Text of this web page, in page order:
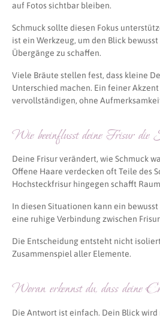
auf Fotos sichtbar bleiben.
Schmuck sollte diesen Fokus
ist ein Werkzeug, um den Blick
Übergänge zu schaffen.
Viele Bräute stellen fest, dass kleine
Unterschied machen. Ein feiner
vervollständigen, ohne
Wie beeinflusst deine Frisur die
Deine Frisur verändert, wie Schmuck
Offene Haare verdecken oft Teile des
Hochsteckfrisur hingegen schafft
In diesen Situationen kann ein
eine ruhige Verbindung zwischen
Die Entscheidung entsteht nicht
Zusammenspiel aller Elemente.
Woran erkennst du, dass deine
Die Antwort ist einfach. Dein Blick